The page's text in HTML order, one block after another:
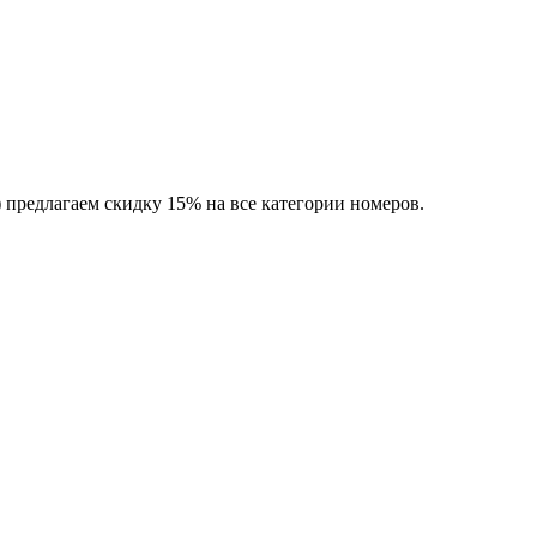
скидку 15% на все категории номеров.